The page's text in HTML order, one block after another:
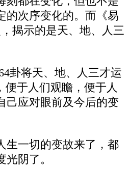
的次序变化的。而《易
揭示的是天、地、人三
卦将天、地、人三才运
便于人们观瞻，便于人
己应对眼前及今后的变
生一切的变故来了，都
阴了。